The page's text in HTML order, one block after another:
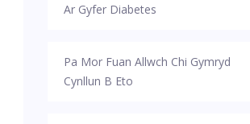
Ar Gyfer Diabetes
Pa Mor Fuan Allwch Chi Gymryd
Cynllun B Eto